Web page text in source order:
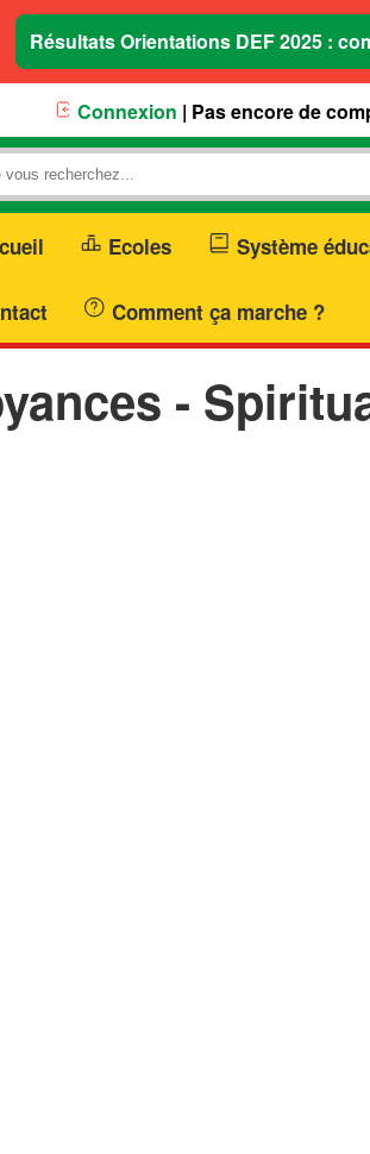
Résultats Orientations DEF 2025 :
Connexion | Pas encore de
Ecoles Système
Comment ça marche ?
-